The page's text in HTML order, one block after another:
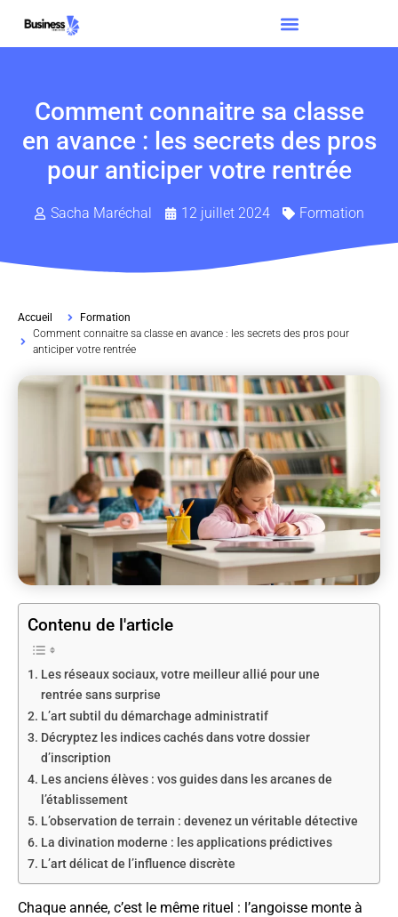
Comment connaitre sa classe
en avance : les secrets des pros
pour anticiper votre rentrée
Sacha Maréchal 12 juillet 2024 Formation
Accueil
Formation
Comment connaitre sa classe en avance : les secrets des pros pour
anticiper votre rentrée
Contenu de l'article
Les réseaux sociaux, votre meilleur allié pour une
rentrée sans surprise
L’art subtil du démarchage administratif
Décryptez les indices cachés dans votre dossier
d’inscription
Les anciens élèves : vos guides dans les arcanes de
l’établissement
L’observation de terrain : devenez un véritable détective
La divination moderne : les applications prédictives
L’art délicat de l’influence discrète
Chaque année, c’est le même rituel : l’angoisse monte à